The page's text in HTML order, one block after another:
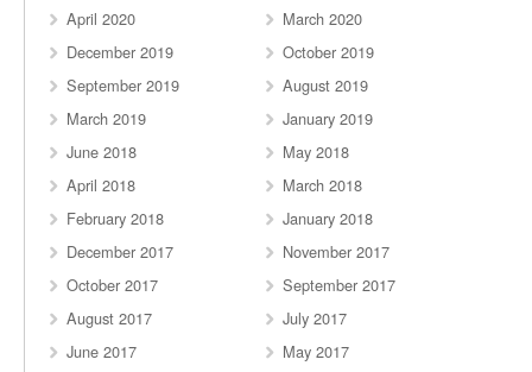
April 2020
March 2020
December 2019
October 2019
September 2019
August 2019
March 2019
January 2019
June 2018
May 2018
April 2018
March 2018
February 2018
January 2018
December 2017
November 2017
October 2017
September 2017
August 2017
July 2017
June 2017
May 2017